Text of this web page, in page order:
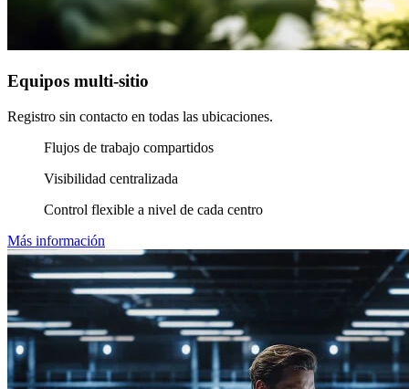
Equipos multi-sitio
Registro sin contacto en todas las ubicaciones.
Flujos de trabajo compartidos
Visibilidad centralizada
Control flexible a nivel de cada centro
Más información